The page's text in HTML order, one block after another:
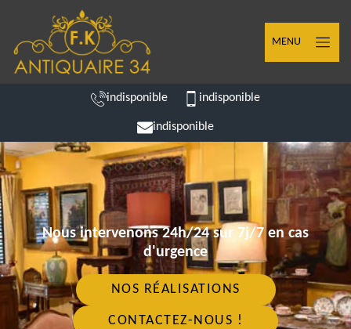
MENU
indisponible indisponible
indisponible
Nous intervenons 24h/24 sur 7j/7 en cas
d'urgence
NOS RÉALISATIONS
CONTACTEZ-NOUS !